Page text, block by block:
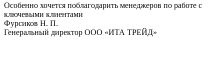
Особенно хочется поблагодарить менеджеров по работе с
ключевыми клиентами
Фурсиков Н. П.
Генеральный директор ООО «ИТА ТРЕЙД»